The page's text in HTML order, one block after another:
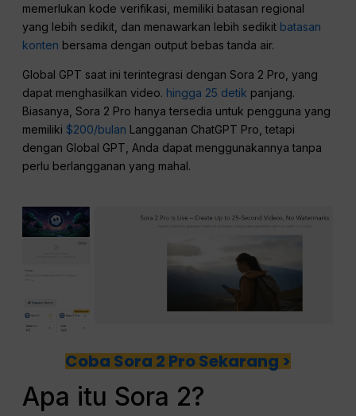
memerlukan kode verifikasi, memiliki batasan regional
yang lebih sedikit, dan menawarkan lebih sedikit batasan
konten bersama dengan output bebas tanda air.
Global GPT saat ini terintegrasi dengan Sora 2 Pro, yang
dapat menghasilkan video. hingga 25 detik panjang.
Biasanya, Sora 2 Pro hanya tersedia untuk pengguna yang
memiliki$200/bulan Langganan ChatGPT Pro, tetapi
dengan Global GPT, Anda dapat menggunakannya tanpa
perlu berlangganan yang mahal.
Coba Sora 2 Pro Sekarang >
Apa itu Sora 2?